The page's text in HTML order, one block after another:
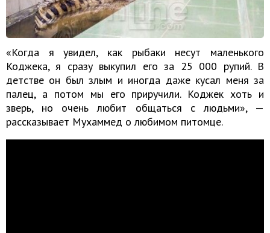
«Когда я увидел, как рыбаки несут маленького
Коджека, я сразу выкупил его за 25 000 рупий. В
детстве он был злым и иногда даже кусал меня за
палец, а потом мы его приручили. Коджек хоть и
зверь, но очень любит общаться с людьми», —
рассказывает Мухаммед о любимом питомце.